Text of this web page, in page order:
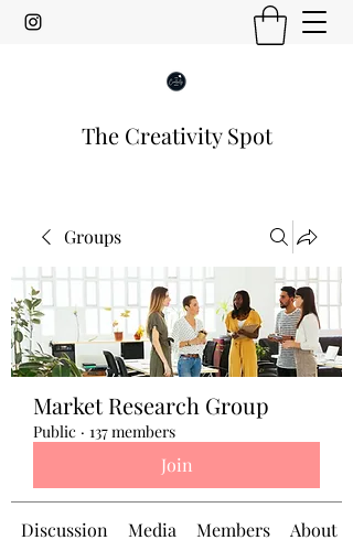
The Creativity Spot
Groups
Market Research Group
Public · 137 members
Join
Discussion Media Members About